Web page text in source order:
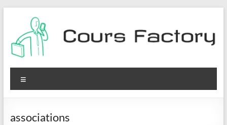
contenu
Cours
Factory
associations